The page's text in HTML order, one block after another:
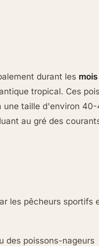
durant les
tropical. Ces
taille d'environ
au gré des
les pêcheurs sportifs
des poissons-nageurs